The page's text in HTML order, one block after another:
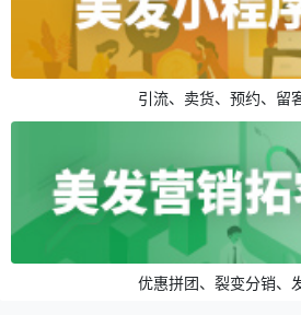
引流、卖货、预约、留
优惠拼团、裂变分销、